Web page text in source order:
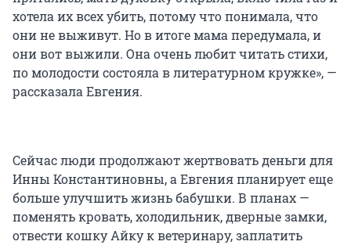
хотела их всех убить, потому что понимала, что
они не выживут. Но в итоге мама передумала, и
они вот выжили. Она очень любит читать стихи,
по молодости состояла в литературном кружке», —
рассказала Евгения.
Сейчас люди продолжают жертвовать деньги для
Инны Константиновны, а Евгения планирует еще
больше улучшить жизнь бабушки. В планах —
поменять кровать, холодильник, дверные замки,
отвести кошку Айку к ветеринару, заплатить